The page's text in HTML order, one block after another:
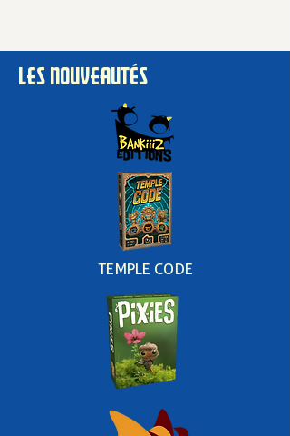
LES NOUVEAUTÉS
TEMPLE CODE